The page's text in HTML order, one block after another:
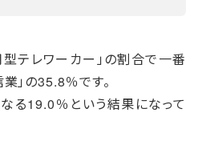
型テレワーカー」の割合で一番
」の35.8％です。
る19.0％という結果になって